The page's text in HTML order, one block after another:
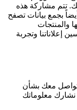
تتم مشاركة هذه
بجمع بيانات تصفح
والمنتجات
إعلاناتنا وتجربة
معك بشأن
نشارك معلوماتك